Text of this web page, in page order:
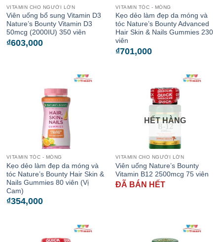
VITAMIN CHO NGƯỜI LỚN
Viên uống bổ sung Vitamin D3
Nature’s Bounty Vitamin D3
50mcg (2000IU) 350 viên
₫603,000
VITAMIN TÓC - MÓNG
Kẹo dẻo làm đẹp da móng và
tóc Nature’s Bounty Advanced
Hair Skin & Nails Gummies 230
viên
₫701,000
VITAMIN TÓC - MÓNG
Kẹo dẻo làm đẹp da móng và
tóc Nature’s Bounty Hair Skin &
Nails Gummies 80 viên (Vị
Cam)
₫354,000
HẾT HÀNG
VITAMIN CHO NGƯỜI LỚN
Viên uống Nature’s Bounty
Vitamin B12 2500mcg 75 viên
ĐÃ BÁN HẾT